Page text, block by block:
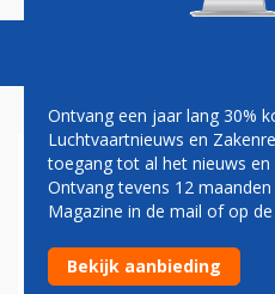
ISFAHAN
Qatar Airways hervat
15-04-2024 - 15:48
Ontvang een jaar lang 30%
Luchtvaartnieuws en
toegang tot al het nieuws en
Ontvang tevens 12
Magazine in de mail of op
Bekijk aanbieding